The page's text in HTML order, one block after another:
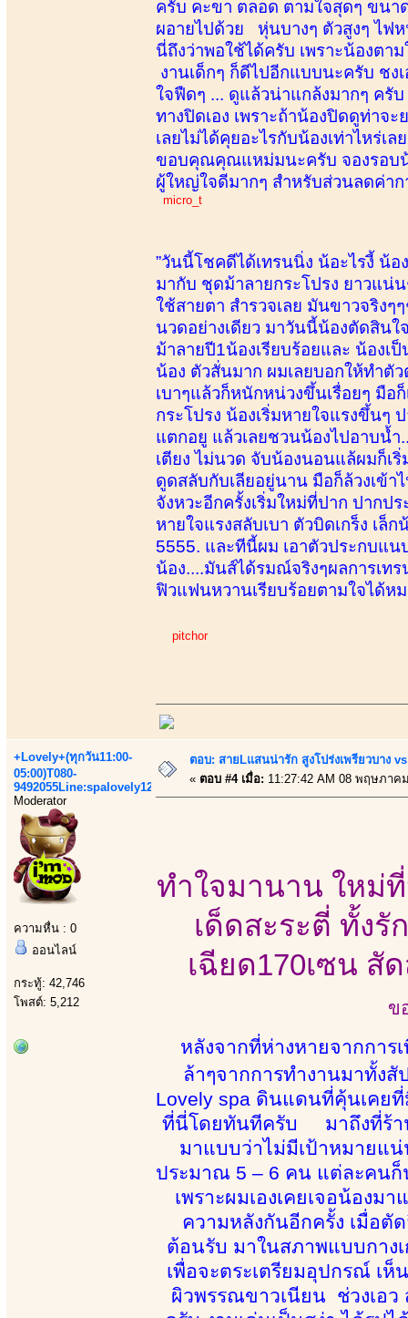
ครับ คะขา ตลอด ตามใจสุดๆ ขนา
ผอายไปด้วย หุ่นบางๆ ตัวสูงๆ ไฟ
นี่ถึงว่าพอใช้ได้ครับ เพราะน้องตา
งานเด็กๆ ก็ดีไปอีกแบบนะครับ ชง
ใจฟืดๆ ... ดูแล้วน่าแกล้งมากๆ ค
ทางปิดเอง เพราะถ้าน้องปิดดูท่าจ
เลยไม่ได้คุยอะไรกับน้องเท่าไหร่
ขอบคุณคุณแหม่มนะครับ จองรอบน้
ผู้ใหญ่ใจดีมากๆ สำหรับส่วนลดค่า
micro_t
”วันนี้โชคดีได้เทรนนิ่ง น้อะไรงี้ น้อ
มากับ ชุดม้าลายกระโปรง ยาวแน่
ใช้สายตา สำรวจเลย มันขาวจริง
นวดอย่างเดียว มาวันนี้น้องตัดสิน
ม้าลายปี1น้องเรียบร้อยและ น้องเ
น้อง ตัวสั่นมาก ผมเลยบอกให้ทำตั
เบาๆแล้วก็หนักหน่วงขึ้นเรื่อยๆ มือ
กระโปรง น้องเริ่มหายใจแรงขึ้นๆ
แตกอยู แล้วเลยชวนน้องไปอาบน้
เตียง ไม่นวด จับน้องนอนแล้ผมก็เ
ดูดสลับกับเลียอยู่นาน มือก็ล้วงเข้า
จังหวะอีกครั้งเริ่มใหม่ที่ปาก ปากป
หายใจแรงสลับเบา ตัวบิดเกร็ง เล็
5555. และทีนี้ผม เอาตัวประกบแ
น้อง....มันส์ได้รมณ์จริงๆผลการเท
ฟิวแฟนหวานเรียบร้อยตามใจได้ห
pitchor
+Lovely+(ทุกวัน11:00-
05:00)T080-
9492055Line:spalovely123
Moderator
ความหื่น : 0
ออนไลน์
กระทู้: 42,746
โพสต์: 5,212
ตอบ: สายLแสนน่ารัก สูงโปร่งเพรียวบาง
« ตอบ #4 เมื่อ: 11:27:42 AM 08 พฤษภาค
ทำใจมานาน ใหม่
เด็ดสะระตี่ ทั้งรั
เฉียด170เซน สั
ข
หลังจากที่ห่างหายจากกา
ล้าๆจากการทำงานมาทั้ง
Lovely spa ดินแดนที่คุ้นเคย
ที่นี่โดยทันทีครับ มาถึงที่ร้า
มาแบบว่าไม่มีเป้าหมายแ
ประมาณ 5 – 6 คน แต่ละคน
เพราะผมเองเคยเจอน้อง
ความหลังกันอีกครั้ง เมื่อตั
ต้อนรับ มาในสภาพแบบกาง
เพื่อจะตระเตรียมอุปกรณ์ เ
ผิวพรรณขาวเนียน ช่วงเอว